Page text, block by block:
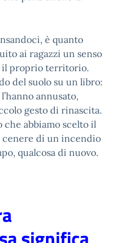
è quanto
ai ragazzi un senso
il proprio territorio.
del suolo su un libro:
annusato,
gesto di rinascita.
che abbiamo scelto il
cenere di un incendio
qualcosa di nuovo.